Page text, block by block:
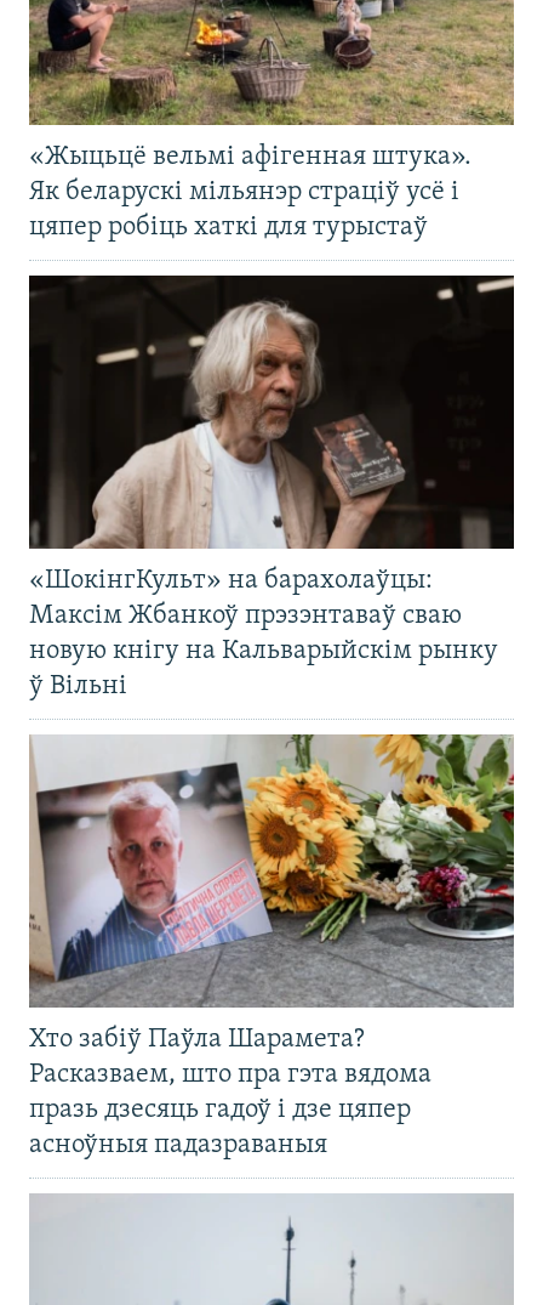
«Жыцьцё вельмі афігенная штука».
Як беларускі мільянэр страціў усё і
цяпер робіць хаткі для турыстаў
«ШокінгКульт» на барахолаўцы:
Максім Жбанкоў прэзэнтаваў сваю
новую кнігу на Кальварыйскім рынку
ў Вільні
Хто забіў Паўла Шарамета?
Расказваем, што пра гэта вядома
празь дзесяць гадоў і дзе цяпер
асноўныя падазраваныя